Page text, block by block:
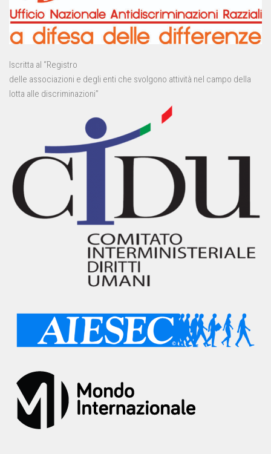
Iscritta al “Registro
delle associazioni e degli enti che svolgono attività nel campo della
lotta alle discriminazioni”